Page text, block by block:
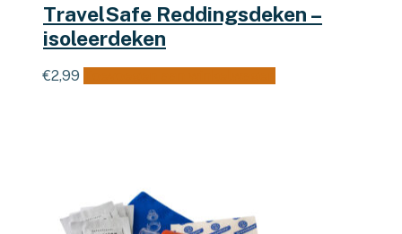
TravelSafe Reddingsdeken –
isoleerdeken
€2,99